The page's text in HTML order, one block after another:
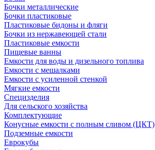
Бочки металлические
Бочки пластиковые
Пластиковые бидоны и фляги
Бочки из нержавеющей стали
Пластиковые емкости
Пищевые ванны
Емкости для воды и дизельного топлива
Емкости с мешалками
Емкости с усиленной стенкой
Мягкие емкости
Специзделия
Для сельского хозяйства
Комплектующие
Конусные емкости с полным сливом (ЦКТ)
Подземные емкости
Еврокубы